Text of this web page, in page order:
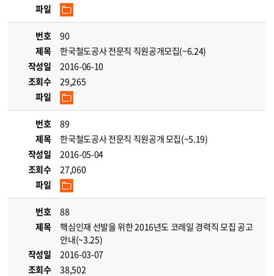
파일
번호
90
제목
한국철도공사 전문직 직원공개모집(~6.24)
작성일
2016-06-10
조회수
29,265
파일
번호
89
제목
한국철도공사 전문직 직원공개 모집(~5.19)
작성일
2016-05-04
조회수
27,060
파일
번호
88
제목
핵심인재 선발을 위한 2016년도 코레일 경력직 모집 공고
안내(~3.25)
작성일
2016-03-07
조회수
38,502